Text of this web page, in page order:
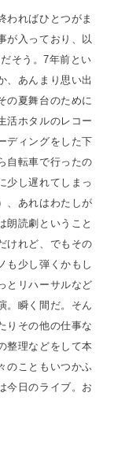
わればひとつがま
が入っており、以
そう。7年前とい
、あんまり思い出
の夏舞台のために
活ホタルのレコー
ディングをした下
自転車で行ったの
少し遅れてしまっ
、あれはわたしが
朗読劇ということ
けれど、でもその
も少し弾くかもし
とリハーサルなど
。瞬く間だ。そん
りその他の仕事な
整理などをして本
のこともいつかふ
今日のライブ。お